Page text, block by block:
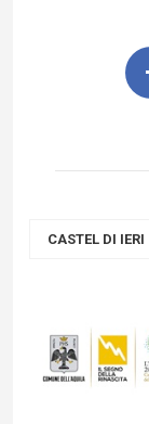
CASTEL DI IERI